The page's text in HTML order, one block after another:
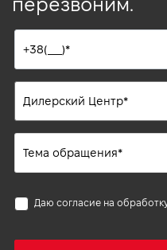
перезвоним.
Даю согласие на